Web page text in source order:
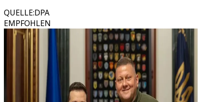
QUELLE:DPA
EMPFOHLEN